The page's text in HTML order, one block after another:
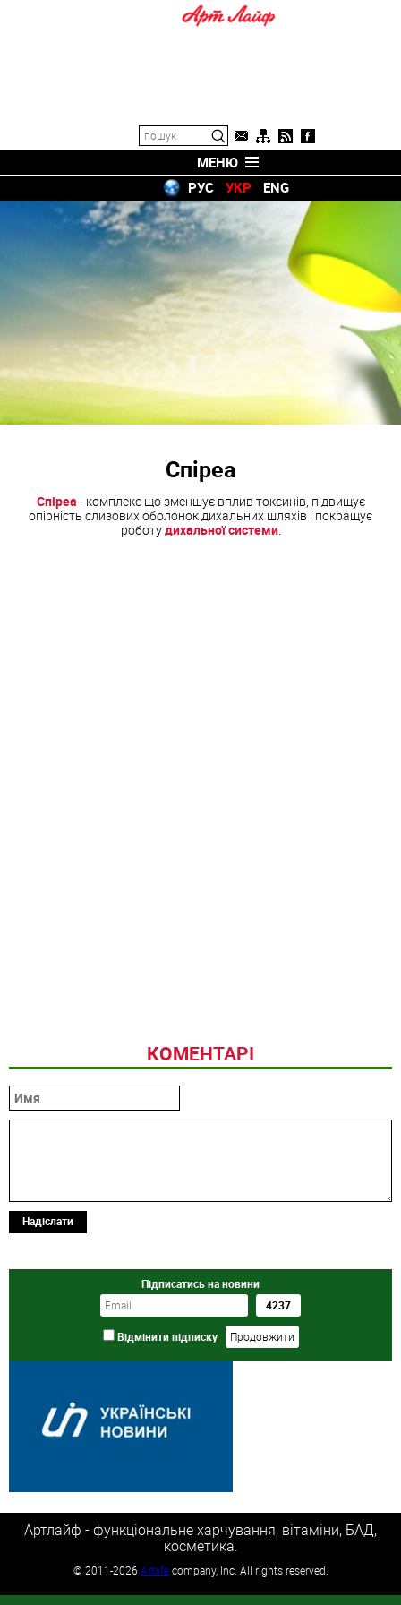
МЕНЮ
РУС
УКР ENG
Спіреа
Спіреа - комплекс що зменшує вплив токсинів, підвищує
опірність слизових оболонок дихальних шляхів і покращує
роботудихальної системи.
КОМЕНТАРІ
Надіслати
Підписатись на новини
Відмінити підписку
Артлайф - функціональне харчування, вітаміни, БАД,
косметика.
© 2011-2026 Artlifecompany, Inc. All rights reserved.